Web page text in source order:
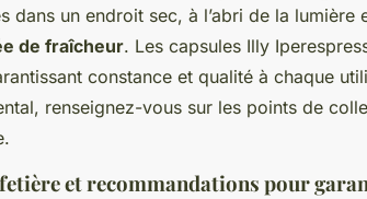
dans un endroit sec, à l’abri de la lumière
de fraîcheur. Les capsules Illy
constance et qualité à chaque
renseignez-vous sur les points de
et recommandations pour